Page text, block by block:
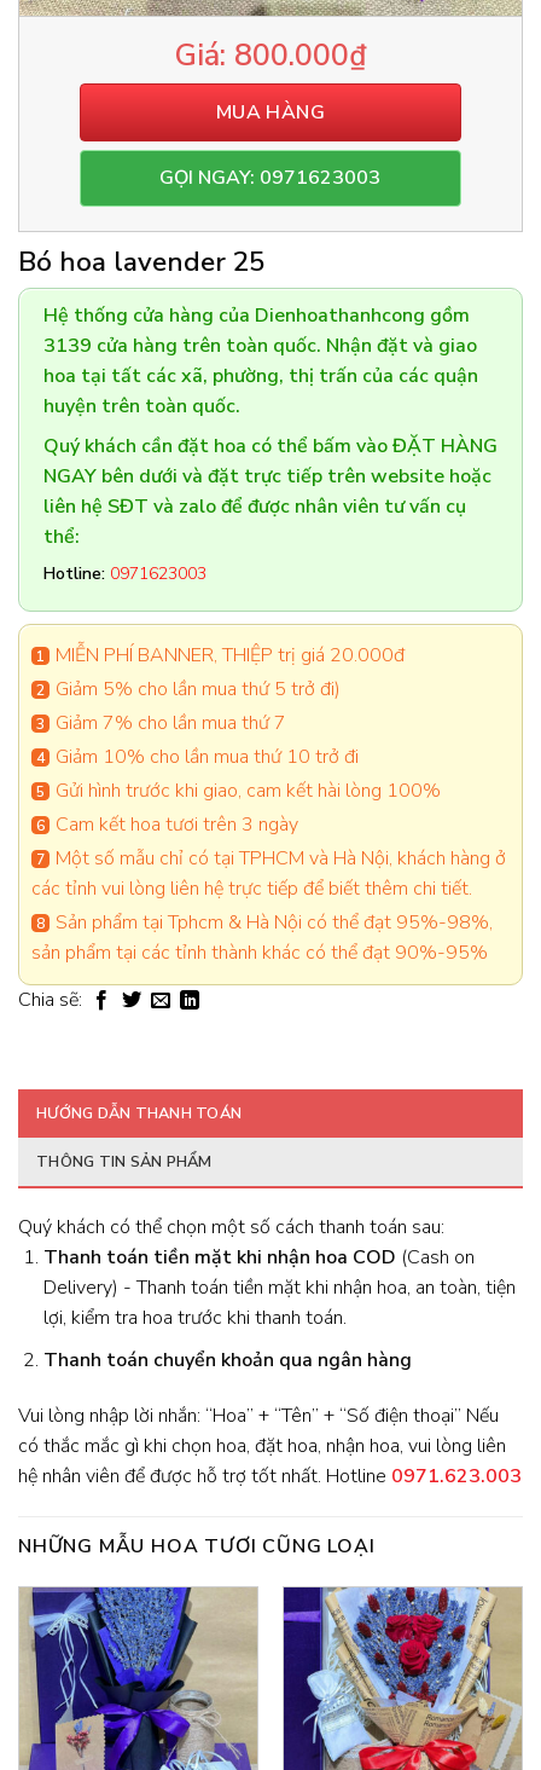
800.000₫
MUA HÀNG
GỌI NGAY: 0971623003
Bó hoa lavender 25
Hệ thống cửa hàng của Dienhoathanhcong gồm
3139 cửa hàng trên toàn quốc. Nhận đặt và giao
hoa tại tất các xã, phường, thị trấn của các quận
huyện trên toàn quốc.
Quý khách cần đặt hoa có thể bấm vào ĐẶT HÀNG
NGAY bên dưới và đặt trực tiếp trên website hoặc
liên hệ SĐT và zalo để được nhân viên tư vấn cụ
thể:
Hotline: 0971623003
MIỄN PHÍ BANNER, THIỆP trị giá 20.000đ
Giảm 5% cho lần mua thứ 5 trở đi)
Giảm 7% cho lần mua thứ 7
Giảm 10% cho lần mua thứ 10 trở đi
Gửi hình trước khi giao, cam kết hài lòng 100%
Cam kết hoa tươi trên 3 ngày
Một số mẫu chỉ có tại TPHCM và Hà Nội, khách hàng ở
các tỉnh vui lòng liên hệ trực tiếp để biết thêm chi tiết.
Sản phẩm tại Tphcm & Hà Nội có thể đạt 95%-98%,
sản phẩm tại các tỉnh thành khác có thể đạt 90%-95%
Chia sẽ:
HƯỚNG DẪN THANH TOÁN
THÔNG TIN SẢN PHẨM
Quý khách có thể chọn một số cách thanh toán sau:
Thanh toán tiền mặt khi nhận hoa COD (Cash on
Delivery) - Thanh toán tiền mặt khi nhận hoa, an toàn, tiện
lợi, kiểm tra hoa trước khi thanh toán.
Thanh toán chuyển khoản qua ngân hàng
Vui lòng nhập lời nhắn: “Hoa” + “Tên” + “Số điện thoại” Nếu
có thắc mắc gì khi chọn hoa, đặt hoa, nhận hoa, vui lòng liên
hệ nhân viên để được hỗ trợ tốt nhất. Hotline 0971.623.003
NHỮNG MẪU HOA TƯƠI CŨNG LOẠI